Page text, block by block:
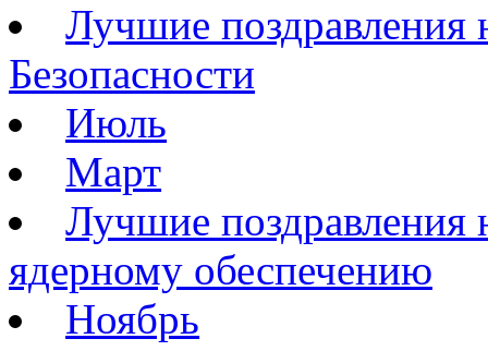
Лучшие поздравления
Безопасности
Июль
Март
Лучшие поздравления
ядерному обеспечению
Ноябрь